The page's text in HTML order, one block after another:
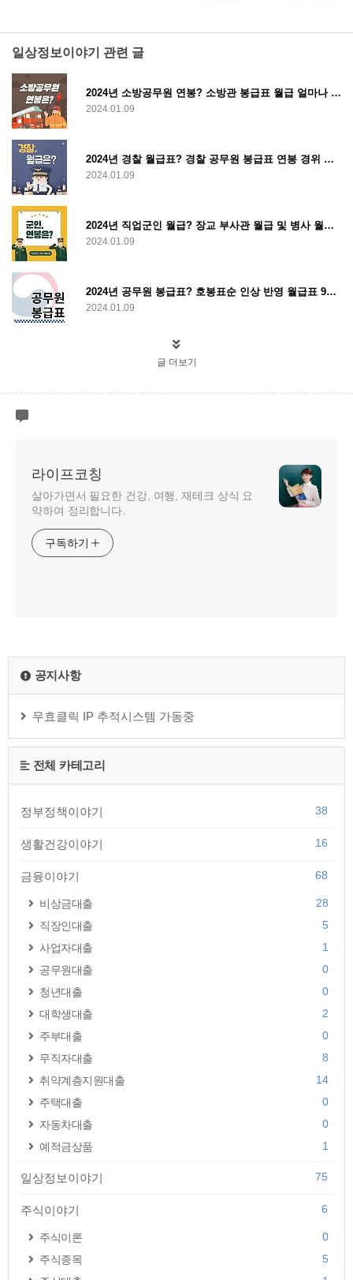
일상정보이야기 관련 글
2024년 소방공무원 연봉? 소방관 봉급표 월급 얼마나 받나
2024.01.09
2024년 경찰 월급표? 경찰 공무원 봉급표 연봉 경위 경사 포함 한눈에 정리
2024.01.09
2024년 직업군인 월급? 장교 부사관 월급 및 병사 월급까지 딱 정리
2024.01.09
2024년 공무원 봉급표? 호봉표순 인상 반영 월급표 9급 7급 부터 경찰 군인 교사까지 총정리
2024.01.09
글 더보기
라이프코칭
살아가면서 필요한 건강, 여행, 재테크 상식 요
약하여 정리합니다.
구독하기
공지사항
무효클릭 IP 추적시스템 가동중
전체 카테고리
정부정책이야기 38
생활건강이야기 16
금융이야기 68
비상금대출
28
직장인대출
5
사업자대출
1
공무원대출
0
청년대출
0
대학생대출
2
주부대출
0
무직자대출
8
취약계층지원대출
14
주택대출
0
자동차대출
0
예적금상품
1
일상정보이야기 75
주식이야기 6
주식이론
0
주식종목
5